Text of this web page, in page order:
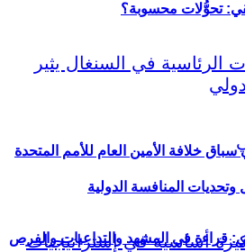
قراءة في المشهد والتداعيات والفرص
تحوُّلات محسوبة؟
خلافة الأمين العام للأمم المتحدة
المنافسة الدولية